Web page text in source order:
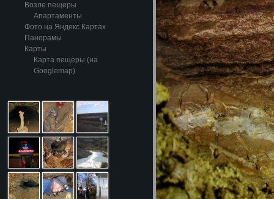
Возле пещеры
Апартаменты
Фото на Яндекс.Картах
Панорамы
Карты
Карта пещеры (на
Googlemap)